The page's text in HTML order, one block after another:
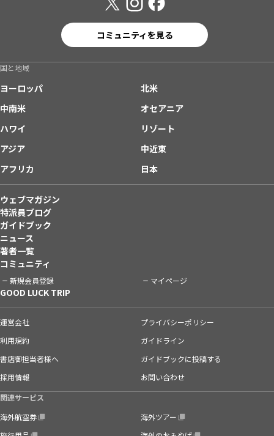
コミュニティを見る
国と地域
ヨーロッパ
北米
中南米
オセアニア
ハワイ
リゾート
アジア
中近東
アフリカ
日本
ウェブマガジン
特派員ブログ
ガイドブック
ニュース
著者一覧
コミュニティ
新規会員登録 マイページ
GOOD LUCK TRIP
運営会社
プライバシーポリシー
利用規約
ガイドライン
書店御担当者様へ
ガイドブックに投稿する
採用情報
お問い合わせ
関連サービス
海外航空券
海外ツアー